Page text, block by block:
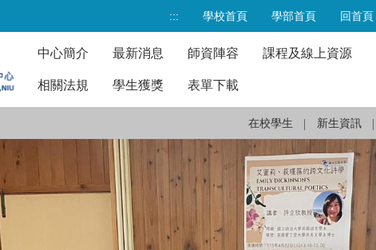
::: 學校首頁 學部首頁 回首頁
中心簡介 最新消息 師資陣容 課程及線上資源
相關法規 學生獲獎 表單下載
在校學生 新生資訊